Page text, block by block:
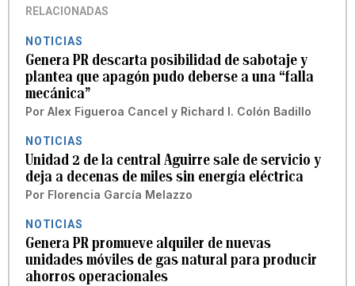
RELACIONADAS
NOTICIAS
Genera PR descarta posibilidad de sabotaje y
plantea que apagón pudo deberse a una “falla
mecánica”
Por Alex Figueroa Cancel y Richard I. Colón Badillo
NOTICIAS
Unidad 2 de la central Aguirre sale de servicio y
deja a decenas de miles sin energía eléctrica
Por Florencia García Melazzo
NOTICIAS
Genera PR promueve alquiler de nuevas
unidades móviles de gas natural para producir
ahorros operacionales